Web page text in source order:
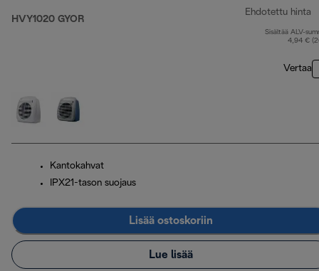
HVY1020 GYOR
Ehdotettu hinta
Sisältää ALV-
4,94 €
Vertaa
Kantokahvat
IPX21-tason suojaus
Lisää ostoskoriin
Lue lisää